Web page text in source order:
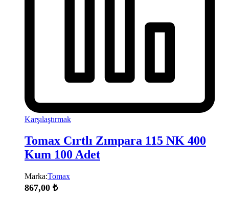
Karşılaştırmak
Tomax Cırtlı Zımpara 115 NK 400
Kum 100 Adet
Marka:Tomax
867,00 ₺